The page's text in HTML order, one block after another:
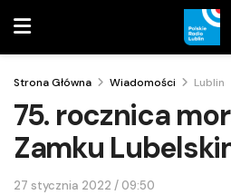
Strona Główna Wiadomości Lublin
75. rocznica
Zamku
27 stycznia 2022 / 09:50